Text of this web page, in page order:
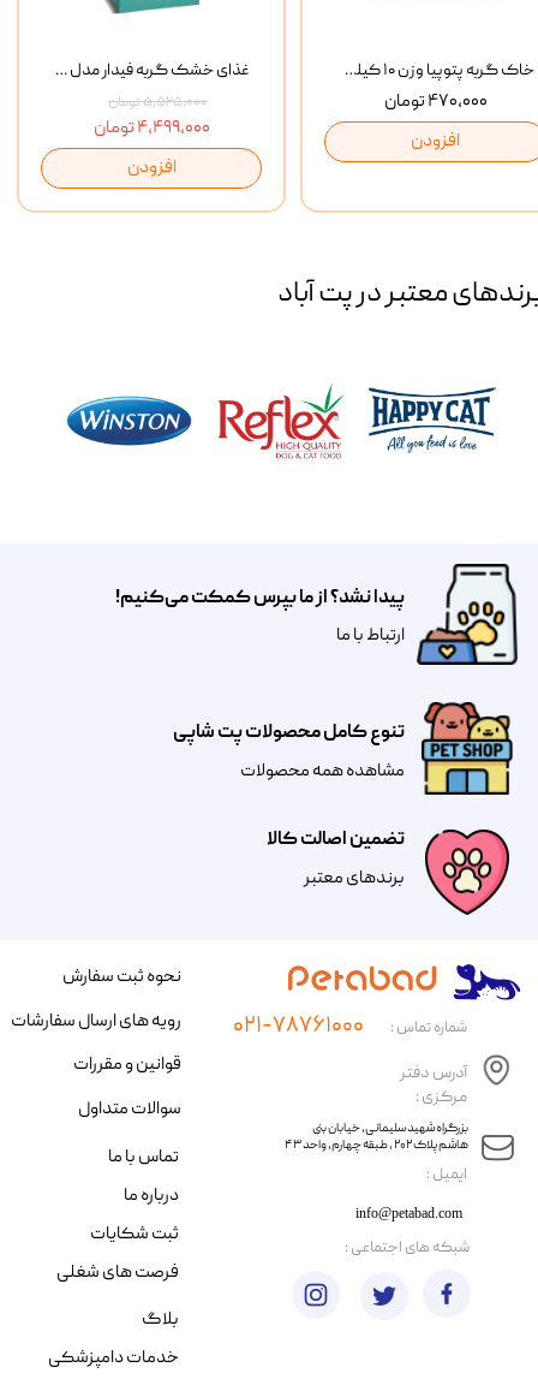
غذای خشک گربه فیدار مدل Adult وزن 10 کیلوگرم
۵,۵۲۵,۰۰۰ تومان
۴,۴۹۹,۰۰۰ تومان
افزودن
خاک گربه پتوپیا وزن ۱۰ کیلوگرم
۴۷۰,۰۰۰ تومان
افزودن
معتبر در پت آباد
تضمین اصالت کالا
​​برندهای معتبر​​​​​​​
تنوع کامل محصولات پت شاپی
مشاهده همه محصولات
پیدا نشد؟ از ما بپرس کمکت می‌کنیم!
​​​ارتباط با ما
​ایمیل :
آدرس دفتر
مرکزی :
info@petabad.com
​​بزرگراه شهید سلیمانی، خیابان بنی
هاشم پلاک ۲۰۲ ، طبقه چهارم، واحد ۴۳
شماره تماس : ۰۲۱-۷۸۷۶۱۰۰۰
نحوه ثبت سفارش
رویه های ارسال سفارشات
قوانین و مقررات
سوالات متداول
تماس با ما
درباره ما
ثبت شکایات
فرصت های شغلی
​شبکه های اجتماعی :
بلاگ
خدمات دامپزشکی